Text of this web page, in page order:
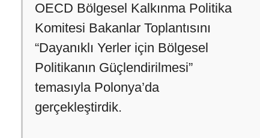
OECD Bölgesel Kalkınma Politika
Komitesi Bakanlar Toplantısını
“Dayanıklı Yerler için Bölgesel
Politikanın Güçlendirilmesi”
temasıyla Polonya’da
gerçekleştirdik.